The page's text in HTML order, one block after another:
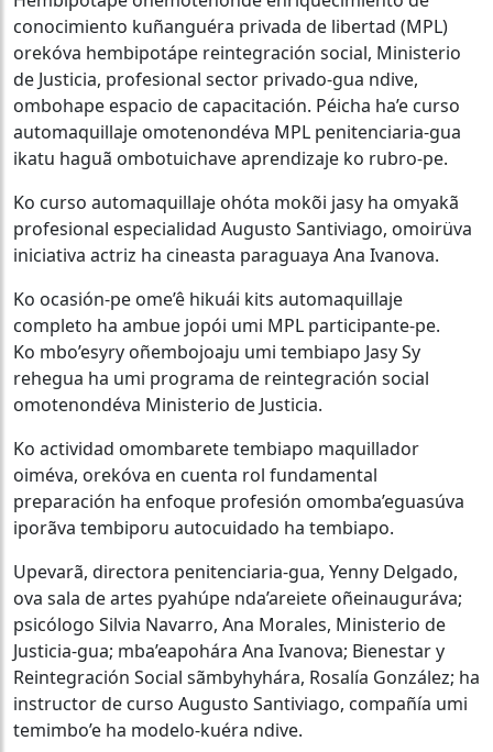
conocimiento kuñanguéra privada de libertad (MPL)
orekóva hembipotápe reintegración social, Ministerio
de Justicia, profesional sector privado-gua ndive,
ombohape espacio de capacitación. Péicha ha’e curso
automaquillaje omotenondéva MPL penitenciaria-gua
ikatu haguã ombotuichave aprendizaje ko rubro-pe.
Ko curso automaquillaje ohóta mokõi jasy ha omyakã
profesional especialidad Augusto Santiviago, omoirüva
iniciativa actriz ha cineasta paraguaya Ana Ivanova.
Ko ocasión-pe ome’ê hikuái kits automaquillaje
completo ha ambue jopói umi MPL participante-pe.
Ko mbo’esyry oñembojoaju umi tembiapo Jasy Sy
rehegua ha umi programa de reintegración social
omotenondéva Ministerio de Justicia.
Ko actividad omombarete tembiapo maquillador
oiméva, orekóva en cuenta rol fundamental
preparación ha enfoque profesión omomba’eguasúva
iporãva tembiporu autocuidado ha tembiapo.
Upevarã, directora penitenciaria-gua, Yenny Delgado,
ova sala de artes pyahúpe nda’areiete oñeinauguráva;
psicólogo Silvia Navarro, Ana Morales, Ministerio de
Justicia-gua; mba’eapohára Ana Ivanova; Bienestar y
Reintegración Social sãmbyhyhára, Rosalía González; ha
instructor de curso Augusto Santiviago, compañía umi
temimbo’e ha modelo-kuéra ndive.